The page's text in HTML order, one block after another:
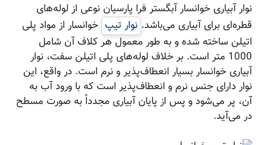
نوار آبیاری خوانسار آبگستر فرا پارسیان نوعی از لوله‌های
قطره‌ای برای آبیاری می‌باشد. نوار تیپ خوانسار از مواد پلی
اتیلن ساخته شده و به طور معمول هر کلاف آن شامل
1000 متر است. بر خلاف لوله‌های پلی اتیلن سفت، نوار
آبیاری خوانسار بسیار انعطاف‌پذیر و نرم است. در واقع، این
نوار دارای جنس نرم و انعطاف‌پذیر است که با ورود آب به
آن، پر می‌شود و پس از پایان آبیاری مجدداً به صورت مسطح
در می‌آید.